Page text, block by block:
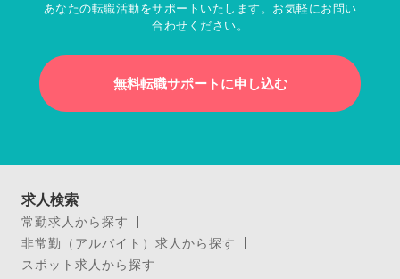
あなたの転職活動をサポートいたします。お気軽にお問い
合わせください。
無料転職サポートに申し込む
求人検索
常勤求人から探す
非常勤（アルバイト）求人から探す
スポット求人から探す